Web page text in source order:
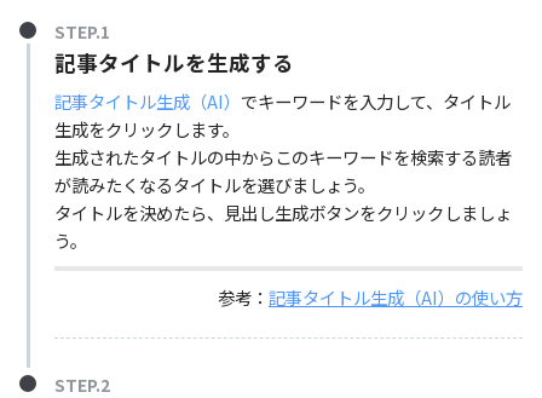
STEP.1
記事タイトルを生成する
記事タイトル生成（AI） でキーワードを入力して、タイトル
生成をクリックします。
生成されたタイトルの中からこのキーワードを検索する読者
が読みたくなるタイトルを選びましょう。
タイトルを決めたら、見出し生成ボタンをクリックしましょ
う。
参考： 記事タイトル生成（AI）の使い方
STEP.2